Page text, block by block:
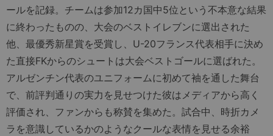
ールを記録。チームは参加12カ国中5位という不本意な結果
に終わったものの、大会のベストイレブンに選出された
他、最優秀新星賞を受賞し、U-20フランス代表相手に決め
た直接FKからのシュートは大会ベストゴールに選ばれた。
アルゼンチン代表のユニフォームに初めて袖を通した舞台
で、前評判通りの実力を見せつけた彼はメディアから高く
評価され、ファンからも称賛を集めた。試合中、時折カメ
ラを意識しているかのようなクールな表情を見せる余裕